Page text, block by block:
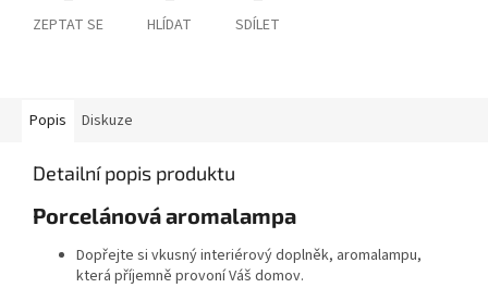
ZEPTAT SE HLÍDAT SDÍLET
Popis Diskuze
Detailní popis produktu
Porcelánová aromalampa
Dopřejte si vkusný interiérový doplněk, aromalampu,
která příjemně provoní Váš domov.